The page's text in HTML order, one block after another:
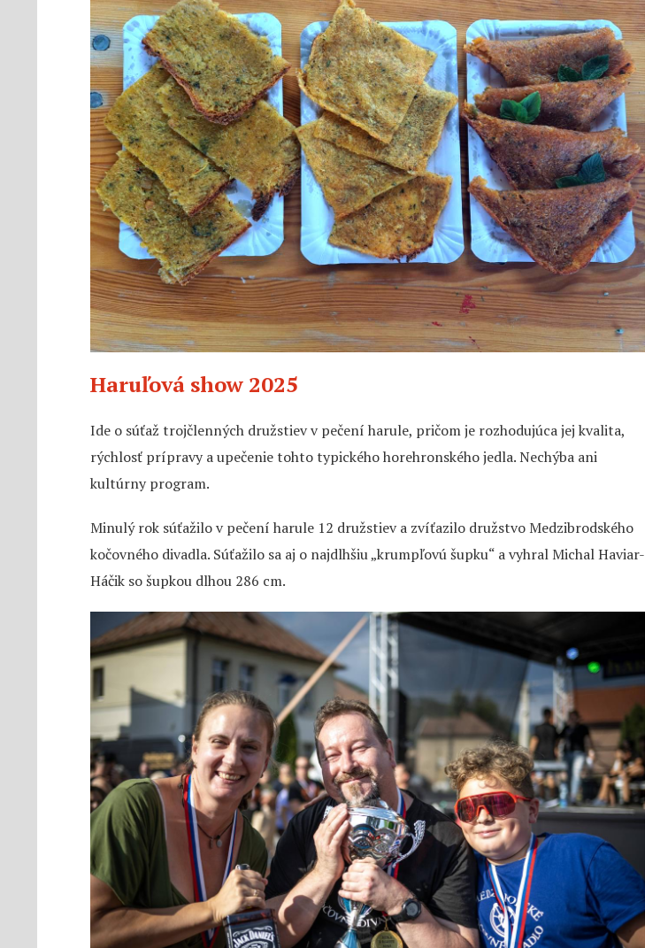
Haruľová show 2025
Ide o súťaž trojčlenných družstiev v pečení harule, pričom je rozhodujúca jej kvalita,
rýchlosť prípravy a upečenie tohto typického horehronského jedla. Nechýba ani
kultúrny program.
Minulý rok súťažilo v pečení harule 12 družstiev a zvíťazilo družstvo Medzibrodského
kočovného divadla. Súťažilo sa aj o najdlhšiu „krumpľovú šupku“ a vyhral Michal Haviar-
Háčik so šupkou dlhou 286 cm.